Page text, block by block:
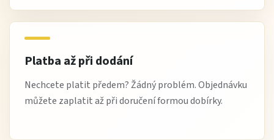
Platba až při dodání
Nechcete platit předem? Žádný problém. Objednávku
můžete zaplatit až při doručení formou dobírky.